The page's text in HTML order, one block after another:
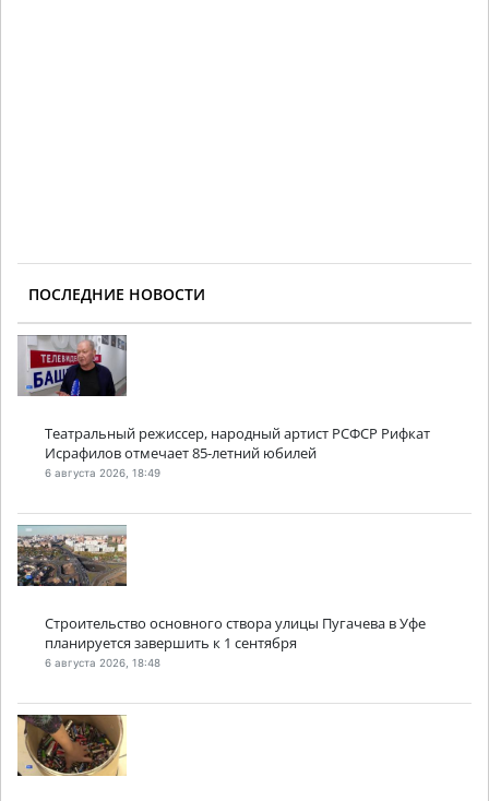
ПОСЛЕДНИЕ НОВОСТИ
Театральный режиссер, народный артист РСФСР Рифкат
Исрафилов отмечает 85-летний юбилей
6 августа 2026, 18:49
Строительство основного створа улицы Пугачева в Уфе
планируется завершить к 1 сентября
6 августа 2026, 18:48